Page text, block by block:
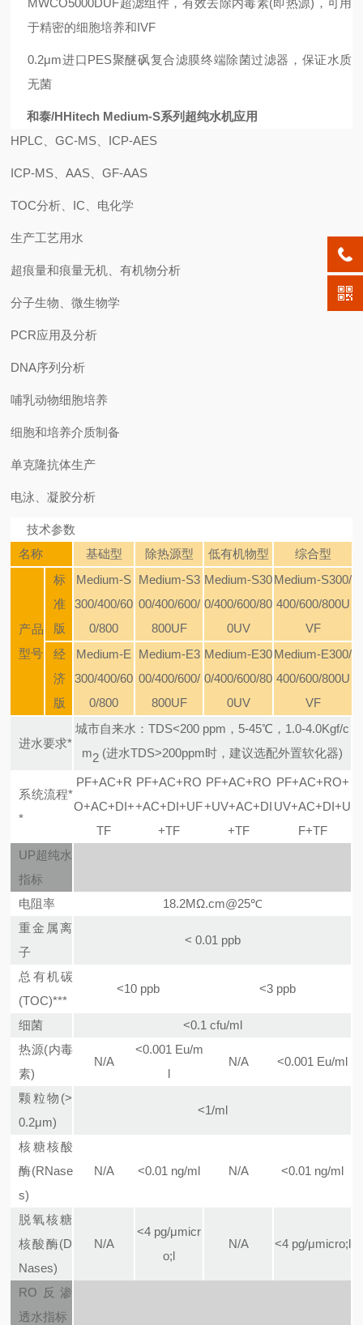
MWCO5000DUF超滤组件，有效去除内毒素(即热源)，可用
于精密的细胞培养和IVF
0.2μm进口PES聚醚砜复合滤膜终端除菌过滤器，保证水质
无菌
和泰/HHitech Medium-S系列超纯水机应用
HPLC、GC-MS、ICP-AES
ICP-MS、AAS、GF-AAS
TOC分析、IC、电化学
生产工艺用水
超痕量和痕量无机、有机物分析
分子生物、微生物学
PCR应用及分析
DNA序列分析
哺乳动物细胞培养
细胞和培养介质制备
单克隆抗体生产
电泳、凝胶分析
技术参数
名称
基础型 除热源型 低有机物型 综合型
产品
型号
标
准
版
Medium-S
300/400/60
0/800
Medium-S3
00/400/600/
800UF
Medium-S30
0/400/600/80
0UV
Medium-S300/
400/600/800U
VF
经
济
版
Medium-E
300/400/60
0/800
Medium-E3
00/400/600/
800UF
Medium-E30
0/400/600/80
0UV
Medium-E300/
400/600/800U
VF
进水要求*
城市自来水：TDS<200 ppm，5-45℃，1.0-4.0Kgf/c
m2 (进水TDS>200ppm时，建议选配外置软化器)
系统流程*
*
PF+AC+R
O+AC+DI+
TF
PF+AC+RO
+AC+DI+UF
+TF
PF+AC+RO
+UV+AC+DI
+TF
PF+AC+RO+
UV+AC+DI+U
F+TF
UP超纯水
指标
电阻率
18.2MΩ.cm@25℃
重金属离
子
< 0.01 ppb
总有机碳
(TOC)***
<10 ppb <3 ppb
细菌
<0.1 cfu/ml
热源(内毒
素)
N/A
<0.001 Eu/m
l
N/A <0.001 Eu/ml
颗粒物(>
0.2μm)
<1/ml
核糖核酸
酶(RNase
s)
N/A <0.01 ng/ml N/A <0.01 ng/ml
脱氧核糖
核酸酶(D
Nases)
N/A
<4 pg/μmicr
o;l
N/A <4 pg/μmicro;l
RO反渗
透水指标